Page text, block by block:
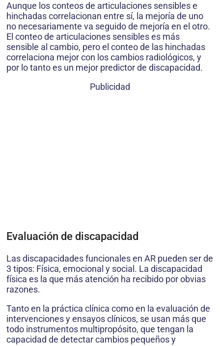
Aunque los conteos de articulaciones sensibles e
hinchadas correlacionan entre sí, la mejoría de uno
no necesariamente va seguido de mejoría en el otro.
El conteo de articulaciones sensibles es más
sensible al cambio, pero el conteo de las hinchadas
correlaciona mejor con los cambios radiológicos, y
por lo tanto es un mejor predictor de discapacidad.
Publicidad
Evaluación de discapacidad
Las discapacidades funcionales en AR pueden ser de
3 tipos: Física, emocional y social. La discapacidad
física es la que más atención ha recibido por obvias
razones.
Tanto en la práctica clínica como en la evaluación de
intervenciones y ensayos clínicos, se usan más que
todo instrumentos multipropósito, que tengan la
capacidad de detectar cambios pequeños y